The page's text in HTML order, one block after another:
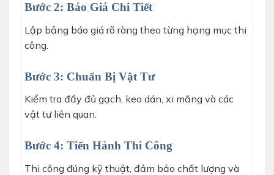
Bước 2: Báo Giá Chi Tiết
Lập bảng báo giá rõ ràng theo từng hạng mục thi
công.
Bước 3: Chuẩn Bị Vật Tư
Kiểm tra đầy đủ gạch, keo dán, xi măng và các
vật tư liên quan.
Bước 4: Tiến Hành Thi Công
Thi công đúng kỹ thuật, đảm bảo chất lượng và